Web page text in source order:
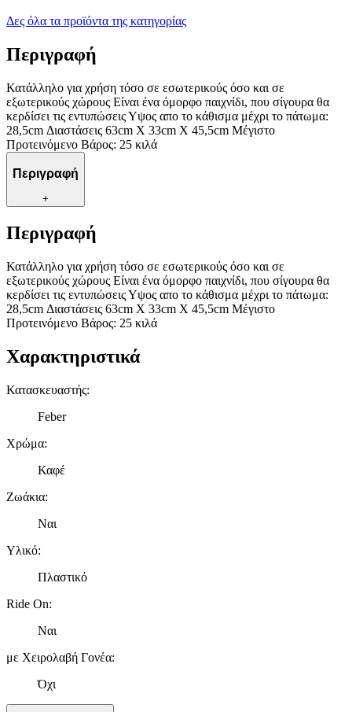
Δες όλα τα προϊόντα της κατηγορίας
Περιγραφή
Κατάλληλο για χρήση τόσο σε εσωτερικούς όσο και σε
εξωτερικούς χώρους Είναι ένα όμορφο παιχνίδι, που σίγουρα θα
κερδίσει τις εντυπώσεις Υψος απο το κάθισμα μέχρι το πάτωμα:
28,5cm Διαστάσεις 63cm X 33cm X 45,5cm Μέγιστο
Προτεινόμενο Βάρος: 25 κιλά
Περιγραφή
+
Περιγραφή
Κατάλληλο για χρήση τόσο σε εσωτερικούς όσο και σε
εξωτερικούς χώρους Είναι ένα όμορφο παιχνίδι, που σίγουρα θα
κερδίσει τις εντυπώσεις Υψος απο το κάθισμα μέχρι το πάτωμα:
28,5cm Διαστάσεις 63cm X 33cm X 45,5cm Μέγιστο
Προτεινόμενο Βάρος: 25 κιλά
Χαρακτηριστικά
Κατασκευαστής:
Feber
Χρώμα:
Καφέ
Ζωάκια:
Ναι
Υλικό:
Πλαστικό
Ride On:
Ναι
με Χειρολαβή Γονέα:
Όχι